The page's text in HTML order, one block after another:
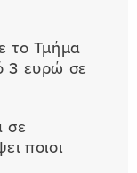
το Τμήμα
3 ευρώ σε
σε
ποιοι